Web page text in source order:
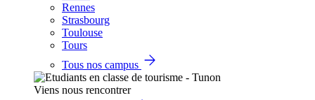
Rennes
Strasbourg
Toulouse
Tours
Tous nos campus
Viens nous rencontrer